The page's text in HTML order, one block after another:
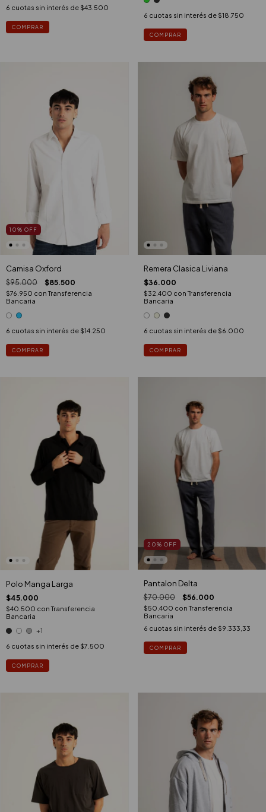
6 cuotas sin interés de $43.500
COMPRAR
6 cuotas sin interés de $18.750
COMPRAR
10% OFF
Camisa Oxford
$95.000 $85.500
$76.950 con Transferencia
Bancaria
6 cuotas sin interés de $14.250
COMPRAR
Remera Clasica Liviana
$36.000
$32.400 conTransferencia
Bancaria
6 cuotas sin interés de $6.000
COMPRAR
Polo Manga Larga
$45.000
$40.500 con Transferencia
Bancaria
+1
6 cuotas sin interés de $7.500
COMPRAR
20% OFF
Pantalon Delta
$70.000 $56.000
$50.400 conTransferencia
Bancaria
6 cuotas sin interés de $9.333,33
COMPRAR